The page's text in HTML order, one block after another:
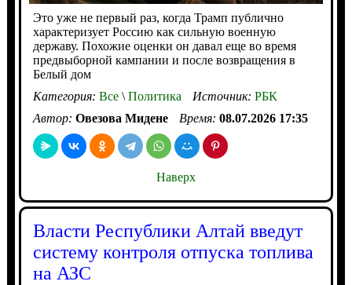
Это уже не первый раз, когда Трамп публично
характеризует Россию как сильную военную
державу. Похожие оценки он давал еще во время
предвыборной кампании и после возвращения в
Белый дом
Категория: Все\Политика Источник: РБК
Автор: Овезова Мидене Время: 08.07.2026 17:35
Наверх
Власти Республики Алтай введут
систему контроля отпуска топлива
на АЗС